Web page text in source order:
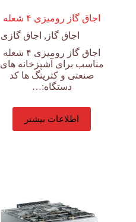
اجاق گاز رومیزی ۴ شعله
اجاق گاز , اجاق گازی
اجاق گاز رومیزی ۴ شعله
مناسب برای آشپزخانه های
صنعتی و کترینگ ها کد
دستگاه:…
اطلاعات بیشتر